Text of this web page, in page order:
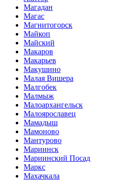
Магадан
Магас
Магнитогорск
Майкоп
Майский
Макаров
Макарьев
Макушино
Малая Вишера
Малгобек
Малмыж
Малоархангельск
Малоярославец
Мамадыш
Мамоново
Мантурово
Мариинск
Мариинский Посад
Маркс
Махачкала